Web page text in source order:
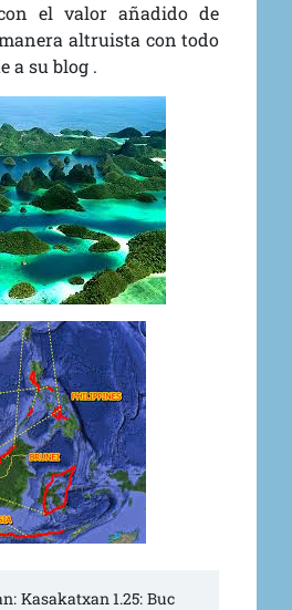
el valor añadido de
altruista con todo
a su blog .
Kasakatxan 1.25: Buc